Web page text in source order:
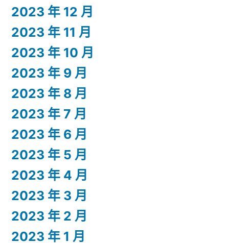
2023 年 12 月
2023 年 11 月
2023 年 10 月
2023 年 9 月
2023 年 8 月
2023 年 7 月
2023 年 6 月
2023 年 5 月
2023 年 4 月
2023 年 3 月
2023 年 2 月
2023 年 1 月